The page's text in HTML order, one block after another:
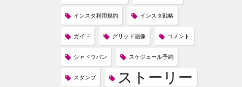
インスタ利用規約 インスタ戦略
ガイド グリッド画像 コメント
シャドウバン スケジュール予約
スタンプ ストーリー